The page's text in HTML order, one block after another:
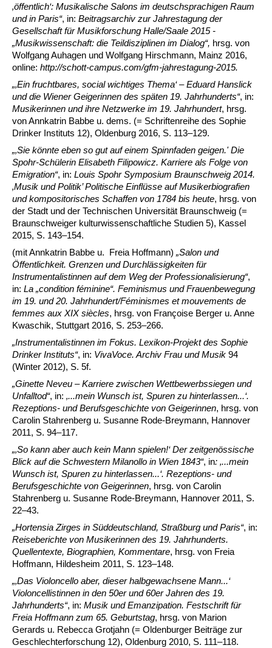
‚öffentlich‘: Musikalische Salons im deutschsprachigen Raum
und in Paris“, in: Beitragsarchiv zur Jahrestagung der
Gesellschaft für Musikforschung Halle/Saale 2015 -
„Musikwissenschaft: die Teildisziplinen im Dialog“, hrsg. von
Wolfgang Auhagen und Wolfgang Hirschmann, Mainz 2016,
online: http://schott-campus.com/gfm-jahrestagung-2015.
„‚Ein fruchtbares, social wichtiges Thema‘ – Eduard Hanslick
und die Wiener Geigerinnen des späten 19. Jahrhunderts“, in:
Musikerinnen und ihre Netzwerke im 19. Jahrhundert, hrsg.
von Annkatrin Babbe u. dems. (= Schriftenreihe des Sophie
Drinker Instituts 12), Oldenburg 2016, S. 113–129.
„‚Sie könnte eben so gut auf einem Spinnfaden geigen.' Die
Spohr-Schülerin Elisabeth Filipowicz. Karriere als Folge von
Emigration“, in: Louis Spohr Symposium Braunschweig 2014.
‚Musik und Politik’ Politische Einflüsse auf Musikerbiografien
und kompositorisches Schaffen von 1784 bis heute, hrsg. von
der Stadt und der Technischen Universität Braunschweig (=
Braunschweiger kulturwissenschaftliche Studien 5), Kassel
2015, S. 143–154.
(mit Annkatrin Babbe u. Freia Hoffmann) „Salon und
Öffentlichkeit. Grenzen und Durchlässigkeiten für
Instrumentalistinnen auf dem Weg der Professionalisierung“,
in: La „condition féminine“. Feminismus und Frauenbewegung
im 19. und 20. Jahrhundert/Féminismes et mouvements de
femmes aux XIX siècles, hrsg. von Françoise Berger u. Anne
Kwaschik, Stuttgart 2016, S. 253–266.
„Instrumentalistinnen im Fokus. Lexikon-Projekt des Sophie
Drinker Instituts“, in: VivaVoce. Archiv Frau und Musik 94
(Winter 2012), S. 5f.
„Ginette Neveu – Karriere zwischen Wettbewerbssiegen und
Unfalltod“, in: ‚...mein Wunsch ist, Spuren zu hinterlassen...‘.
Rezeptions- und Berufsgeschichte von Geigerinnen, hrsg. von
Carolin Stahrenberg u. Susanne Rode-Breymann, Hannover
2011, S. 94–117.
„‚So kann aber auch kein Mann spielen!‘ Der zeitgenössische
Blick auf die Schwestern Milanollo in Wien 1843“, in: ‚...mein
Wunsch ist, Spuren zu hinterlassen...‘. Rezeptions- und
Berufsgeschichte von Geigerinnen, hrsg. von Carolin
Stahrenberg u. Susanne Rode-Breymann, Hannover 2011, S.
22–43.
„Hortensia Zirges in Süddeutschland, Straßburg und Paris“, in:
Reiseberichte von Musikerinnen des 19. Jahrhunderts.
Quellentexte, Biographien, Kommentare, hrsg. von Freia
Hoffmann, Hildesheim 2011, S. 123–148.
„‚Das Violoncello aber, dieser halbgewachsene Mann...‘
Violoncellistinnen in den 50er und 60er Jahren des 19.
Jahrhunderts“, in: Musik und Emanzipation. Festschrift für
Freia Hoffmann zum 65. Geburtstag, hrsg. von Marion
Gerards u. Rebecca Grotjahn (= Oldenburger Beiträge zur
Geschlechterforschung 12), Oldenburg 2010, S. 111–118.